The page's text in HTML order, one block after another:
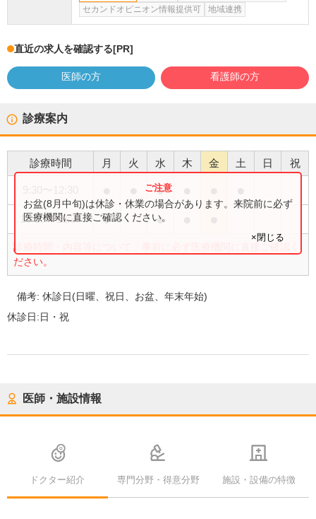
セカンドオピニオン情報提供可
地域連携
直近の求人を確認する[PR]
医師の方 看護師の方
診療案内
診療時間 月 火 水 木 金 土 日 祝
●
15:30〜18:30 ● ●
診療時間・内容等について、事前に必ず医療機関に直接ご確認く
ださい。
お盆(8月中旬)は休診・休業の場合があります。来院前に必ず
医療機関に直接ご確認ください。
×閉じる
備考:休診日(日曜、祝日、お盆、年末年始)
休診日:日・祝
医師・施設情報
ドクター紹介 専門分野・得意分野 施設・設備の特徴